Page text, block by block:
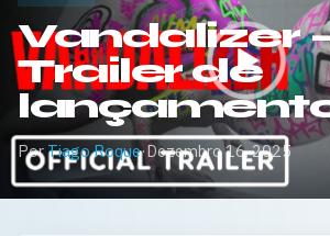
Vandalizer
Trailer de
PorTiago Roque·Dezembro 16, 2025